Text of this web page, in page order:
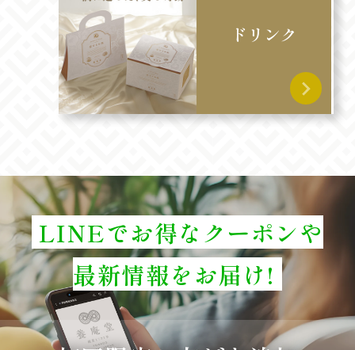
ドリンク
LINEでお得なクーポンや
最新情報をお届け!